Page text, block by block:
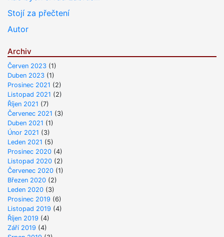
Stojí za přečtení
Autor
Archiv
Červen 2023 (1)
Duben 2023 (1)
Prosinec 2021 (2)
Listopad 2021 (2)
Říjen 2021 (7)
Červenec 2021 (3)
Duben 2021 (1)
Únor 2021 (3)
Leden 2021 (5)
Prosinec 2020 (4)
Listopad 2020 (2)
Červenec 2020 (1)
Březen 2020 (2)
Leden 2020 (3)
Prosinec 2019 (6)
Listopad 2019 (4)
Říjen 2019 (4)
Září 2019 (4)